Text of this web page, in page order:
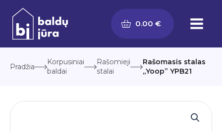
Pereiti
prie
turinio
0.00 €
Pradžia
Korpusiniai
baldai
Rašomieji
stalai
Rašomasis stalas
„Yoop” YPB21